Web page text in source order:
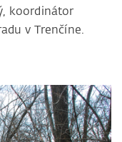
koordinátor
v Trenčíne.